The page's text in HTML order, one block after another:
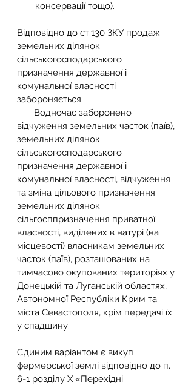
консервації тощо).
Відповідно до ст.130 ЗКУ продаж
земельних ділянок
сільськогосподарського
призначення державної і
комунальної власності
забороняється.
Водночас заборонено
відчуження земельних часток (паїв),
земельних ділянок
сільськогосподарського
призначення державної і
комунальної власності, відчуження
та зміна цільового призначення
земельних ділянок
сільгосппризначення приватної
власності, виділених в натурі (на
місцевості) власникам земельних
часток (паїв), розташованих на
тимчасово окупованих територіях у
Донецькій та Луганській областях,
Автономної Республіки Крим та
міста Севастополя, крім передачі їх
у спадщину.
Єдиним варіантом є викуп
фермерської землі відповідно до п.
6-1 розділу Х «Перехідні